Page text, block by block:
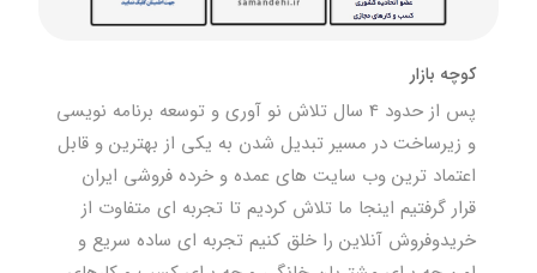
کوچه بازار
پس از حدود 4 سال تلاش نو آوری و توسعه برنامه نویسی
و زیرساخت در مسیر تبدیل شدن به یکی از بهترین و قابل
اعتماد ترین وب سایت های عمده و خرده فروشی ایران
قرار گرفتیم اینجا ما تلاش کردیم تا تجربه ای متفاوت از
خریدوفروش آنلاین را خلق کنیم تجربه ای ساده سریع و